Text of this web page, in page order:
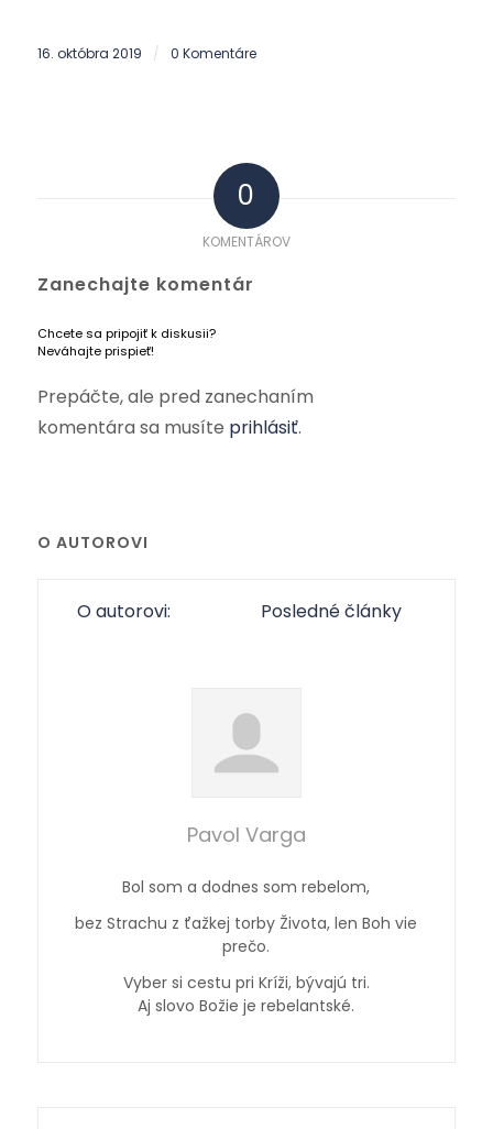
16. októbra 2019 / 0 Komentáre
0
KOMENTÁROV
Zanechajte komentár
Chcete sa pripojiť k diskusii?
Neváhajte prispieť!
Prepáčte, ale pred zanechaním
komentára sa musíte prihlásiť.
O AUTOROVI
O autorovi: Posledné články
Pavol Varga
Bol som a dodnes som rebelom,
bez Strachu z ťažkej torby Života, len Boh vie
prečo.
Vyber si cestu pri Kríži, bývajú tri.
Aj slovo Božie je rebelantské.